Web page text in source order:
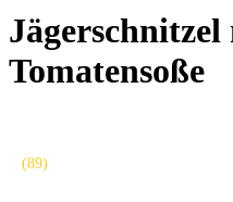
Tomatensoße
(89)